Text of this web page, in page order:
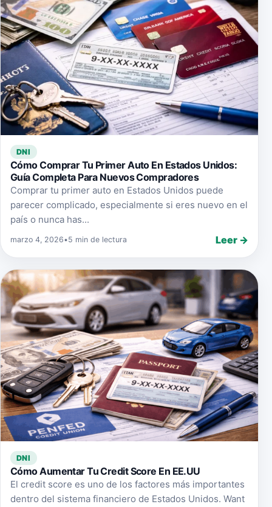
DNI
Cómo Comprar Tu Primer Auto En Estados Unidos:
Guía Completa Para Nuevos Compradores
Comprar tu primer auto en Estados Unidos puede
parecer complicado, especialmente si eres nuevo en el
país o nunca has...
marzo 4, 2026•5 min de lectura Leer →
DNI
Cómo Aumentar Tu Credit Score En EE.UU
El credit score es uno de los factores más importantes
dentro del sistema financiero de Estados Unidos. Want